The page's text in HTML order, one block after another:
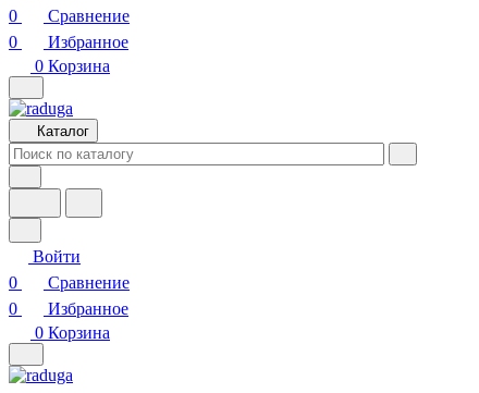
0
Сравнение
0
Избранное
0 Корзина
Каталог
Войти
0
Сравнение
0
Избранное
0 Корзина